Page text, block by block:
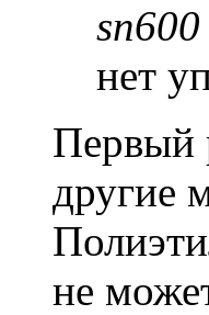
нет
Первый
другие
не